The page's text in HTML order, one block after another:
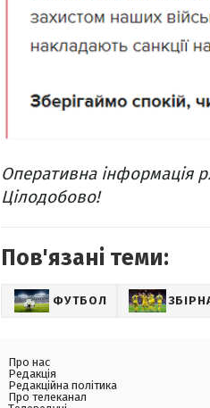
Оперативна інформація
Цілодобово!
Пов'язані теми:
ФУТБОЛ
Про нас
Редакція
Редакційна політика
Про телеканал